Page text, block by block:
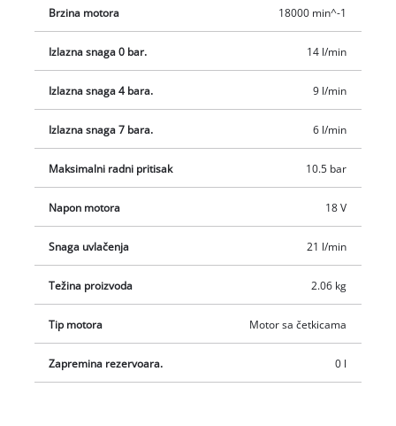
Za rad je potrebna jedna baterija od 18V. Ovaj proizvod dolazi
bez baterije ili punjača. Oni su dostupni zasebno, na primjer
kao praktični Einhell početni set.
Brzina motora 18000 min^-1
Izlazna snaga 0 bar. 14 l/min
Izlazna snaga 4 bara. 9 l/min
Izlazna snaga 7 bara. 6 l/min
Maksimalni radni pritisak 10.5 bar
Napon motora 18 V
Snaga uvlačenja 21 l/min
Težina proizvoda 2.06 kg
Tip motora Motor sa četkicama
Zapremina rezervoara. 0 l